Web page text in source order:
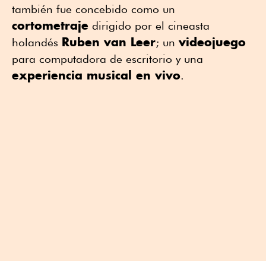
también fue concebido como un
cortometraje dirigido por el cineasta
holandés Ruben van Leer; un videojuego
para computadora de escritorio y una
experiencia musical en vivo.